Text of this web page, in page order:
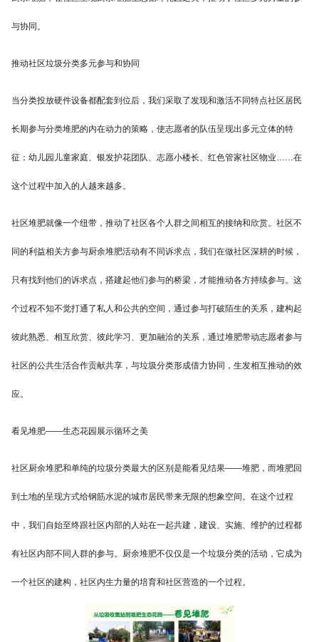
与协同。
推动社区垃圾分类多元参与和协同
当分类投放硬件设备都配套到位后，我们采取了发现和激活不同特点社区居民
长期参与分类堆肥的内在动力的策略，使志愿者的队伍呈现出多元立体的特
征：幼儿园儿童家庭、银发护花团队、志愿小楼长、红色管家社区物业……在
这个过程中加入的人越来越多。
社区堆肥就像一个纽带，推动了社区各个人群之间相互的接纳和欣赏。社区不
同的利益相关方参与厨余堆肥活动有不同诉求点，我们在做社区深耕的时候，
只有找到他们的诉求点，搭建起他们参与的桥梁，才能推动各方持续参与。这
个过程不知不觉打通了私人和公共的空间，通过参与打破陌生的关系，建构起
彼此熟悉、相互欣赏、彼此学习、更加融洽的关系，通过堆肥带动志愿者参与
社区的公共生活合作贡献共享，与垃圾分类形成借力协同，生发相互推动的效
应。
看见堆肥——生态花园展示循环之美
社区厨余堆肥和单纯的垃圾分类最大的区别是能看见结果——堆肥，而堆肥回
到土地的呈现方式给钢筋水泥的城市居民带来无限的想象空间。在这个过程
中，我们自始至终跟社区内部的人站在一起共建，建设、实施、维护的过程都
有社区内部不同人群的参与。厨余堆肥不仅仅是一个垃圾分类的活动，它成为
一个社区的建构，社区内生力量的培育和社区营造的一个过程。